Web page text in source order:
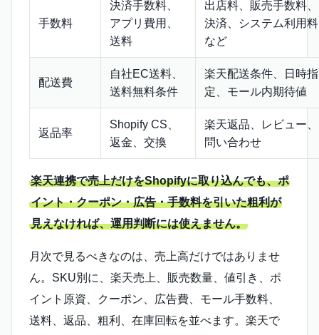
手数料
決済手数料、
アプリ費用、
送料
出店料、販売手数料、
決済、システム利用料
など
配送費
自社EC送料、
送料無料条件
楽天配送条件、日時指
定、モール内期待値
返品率
Shopify CS、
返金、交換
楽天返品、レビュー、
問い合わせ
楽天連携で売上だけをShopifyに取り込んでも、ポ
イント・クーポン・広告・手数料を引いた粗利が
見えなければ、運用判断には使えません。
月次で見るべきなのは、売上高だけではありませ
ん。SKU別に、楽天売上、販売数量、値引き、ポ
イント原資、クーポン、広告費、モール手数料、
送料、返品、粗利、在庫回転を並べます。楽天で